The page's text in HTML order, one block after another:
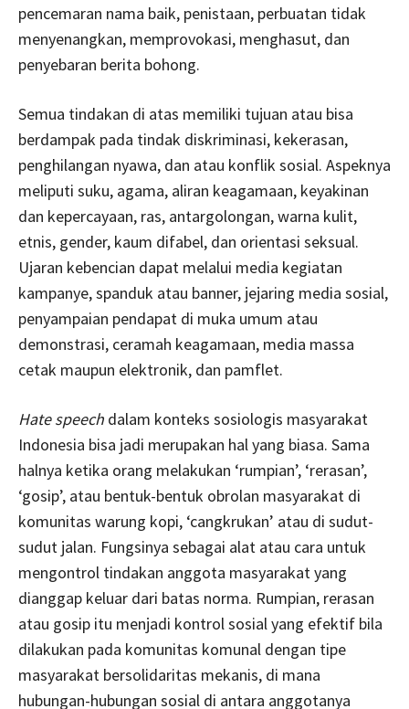
pencemaran nama baik, penistaan, perbuatan tidak
menyenangkan, memprovokasi, menghasut, dan
penyebaran berita bohong.
Semua tindakan di atas memiliki tujuan atau bisa
berdampak pada tindak diskriminasi, kekerasan,
penghilangan nyawa, dan atau konflik sosial. Aspeknya
meliputi suku, agama, aliran keagamaan, keyakinan
dan kepercayaan, ras, antargolongan, warna kulit,
etnis, gender, kaum difabel, dan orientasi seksual.
Ujaran kebencian dapat melalui media kegiatan
kampanye, spanduk atau banner, jejaring media sosial,
penyampaian pendapat di muka umum atau
demonstrasi, ceramah keagamaan, media massa
cetak maupun elektronik, dan pamflet.
Hate speech dalam konteks sosiologis masyarakat
Indonesia bisa jadi merupakan hal yang biasa. Sama
halnya ketika orang melakukan ‘rumpian’, ‘rerasan’,
‘gosip’, atau bentuk-bentuk obrolan masyarakat di
komunitas warung kopi, ‘cangkrukan’ atau di sudut-
sudut jalan. Fungsinya sebagai alat atau cara untuk
mengontrol tindakan anggota masyarakat yang
dianggap keluar dari batas norma. Rumpian, rerasan
atau gosip itu menjadi kontrol sosial yang efektif bila
dilakukan pada komunitas komunal dengan tipe
masyarakat bersolidaritas mekanis, di mana
hubungan-hubungan sosial di antara anggotanya